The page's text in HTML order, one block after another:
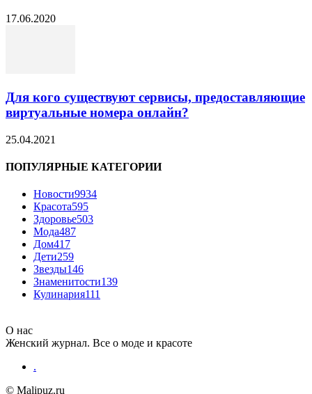
17.06.2020
Для кого существуют сервисы, предоставляющие
виртуальные номера онлайн?
25.04.2021
ПОПУЛЯРНЫЕ КАТЕГОРИИ
Новости9934
Красота595
Здоровье503
Мода487
Дом417
Дети259
Звезды146
Знаменитости139
Кулинария111
О нас
Женский журнал. Все о моде и красоте
.
© Malipuz.ru